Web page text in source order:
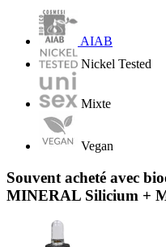
AIAB
Nickel Tested
Mixte
Vegan
Souvent acheté avec
MINERAL Silicium +